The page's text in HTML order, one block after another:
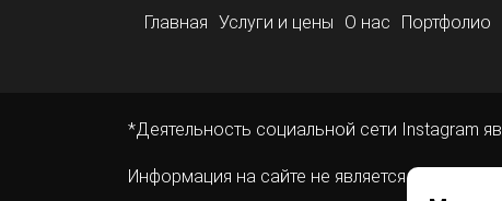
Главная Услуги и цены О нас Портфолио
*Деятельность социальной сети Instagram
Информация на сайте не является публичной